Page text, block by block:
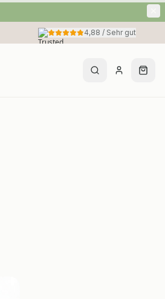
4,88 / Sehr gut